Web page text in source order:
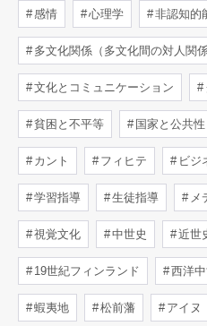
感情 心理学 非認知的
多文化関係（多文化間の対人関係
文化とコミュニケーション
貧困と不平等 国家と公共性
カント フィヒテ ビジ
学習指導 生徒指導 メ
視覚文化 中世史 近世
19世紀フィンランド 西洋
蝦夷地 松前藩 アイヌ